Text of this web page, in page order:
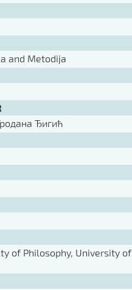
and Metodija
Ђигић
of Philosophy, University of